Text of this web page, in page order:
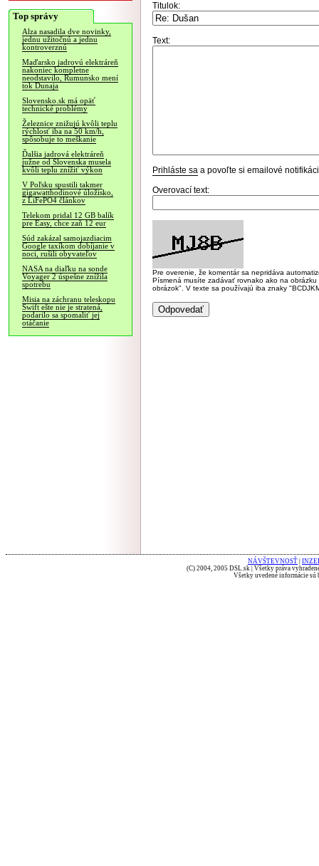
Top správy
Alza nasadila dve novinky,
jednu užitočnú a jednu
kontroverznú
Maďarsko jadrovú elektráreň
nakoniec kompletne
neodstavilo, Rumunsko mení
tok Dunaja
Slovensko.sk má opäť
technické problémy
Železnice znižujú kvôli teplu
rýchlosť iba na 50 km/h,
spôsobuje to meškanie
Ďalšia jadrová elektráreň
južne od Slovenska musela
kvôli teplu znížiť výkon
V Poľsku spustili takmer
gigawatthodinové úložisko,
z LiFePO4 článkov
Telekom pridal 12 GB balík
pre Easy, chce zaň 12 eur
Súd zakázal samojazdiacim
Google taxíkom dobíjanie v
noci, rušili obyvateľov
NASA na diaľku na sonde
Voyager 2 úspešne znížila
spotrebu
Misia na záchranu teleskopu
Swift ešte nie je stratená,
podarilo sa spomaliť jej
otáčanie
Titulok:
Text:
Prihláste sa a povoľte si emailové
Overovací text:
Pre overenie, že komentár sa nepridáva
Písmená musíte zadávať rovnako ako na
obrázok". V texte sa používajú iba znaky
NÁVŠTEVNOSŤ
(C) 2004, 2005 DSL.sk | Všetky práva
Všetky uvedené informácie sú